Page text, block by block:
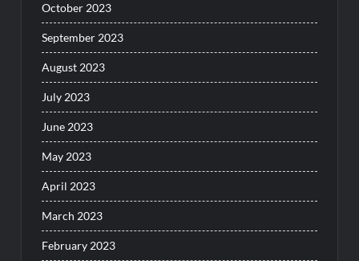
October 2023
September 2023
August 2023
July 2023
June 2023
May 2023
April 2023
March 2023
February 2023